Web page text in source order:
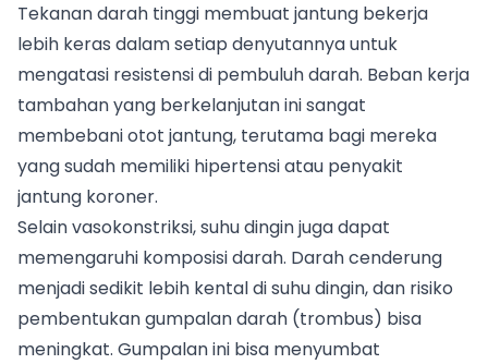
Tekanan darah tinggi membuat jantung bekerja
lebih keras dalam setiap denyutannya untuk
mengatasi resistensi di pembuluh darah. Beban kerja
tambahan yang berkelanjutan ini sangat
membebani otot jantung, terutama bagi mereka
yang sudah memiliki hipertensi atau penyakit
jantung koroner.
Selain vasokonstriksi, suhu dingin juga dapat
memengaruhi komposisi darah. Darah cenderung
menjadi sedikit lebih kental di suhu dingin, dan risiko
pembentukan gumpalan darah (trombus) bisa
meningkat. Gumpalan ini bisa menyumbat